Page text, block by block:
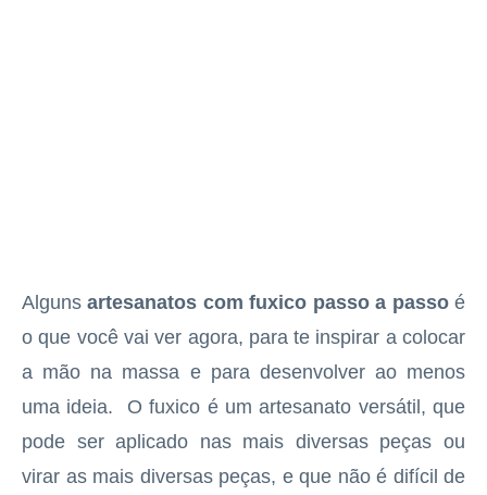
Algunsartesanatos com fuxico passo a passoé
o que você vai ver agora, para te inspirar a colocar
a mão na massa e para desenvolver ao menos
uma ideia. O fuxico é um artesanato versátil, que
pode ser aplicado nas mais diversas peças ou
virar as mais diversas peças, e que não é difícil de